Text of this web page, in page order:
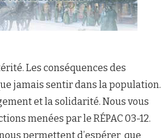
Les conséquences des
jamais sentir dans la population.
et la solidarité. Nous vous
menées par le RÉPAC 03-12.
permettent d’espérer que